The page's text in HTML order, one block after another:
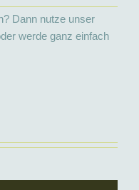
Dann nutze unser
werde ganz einfach